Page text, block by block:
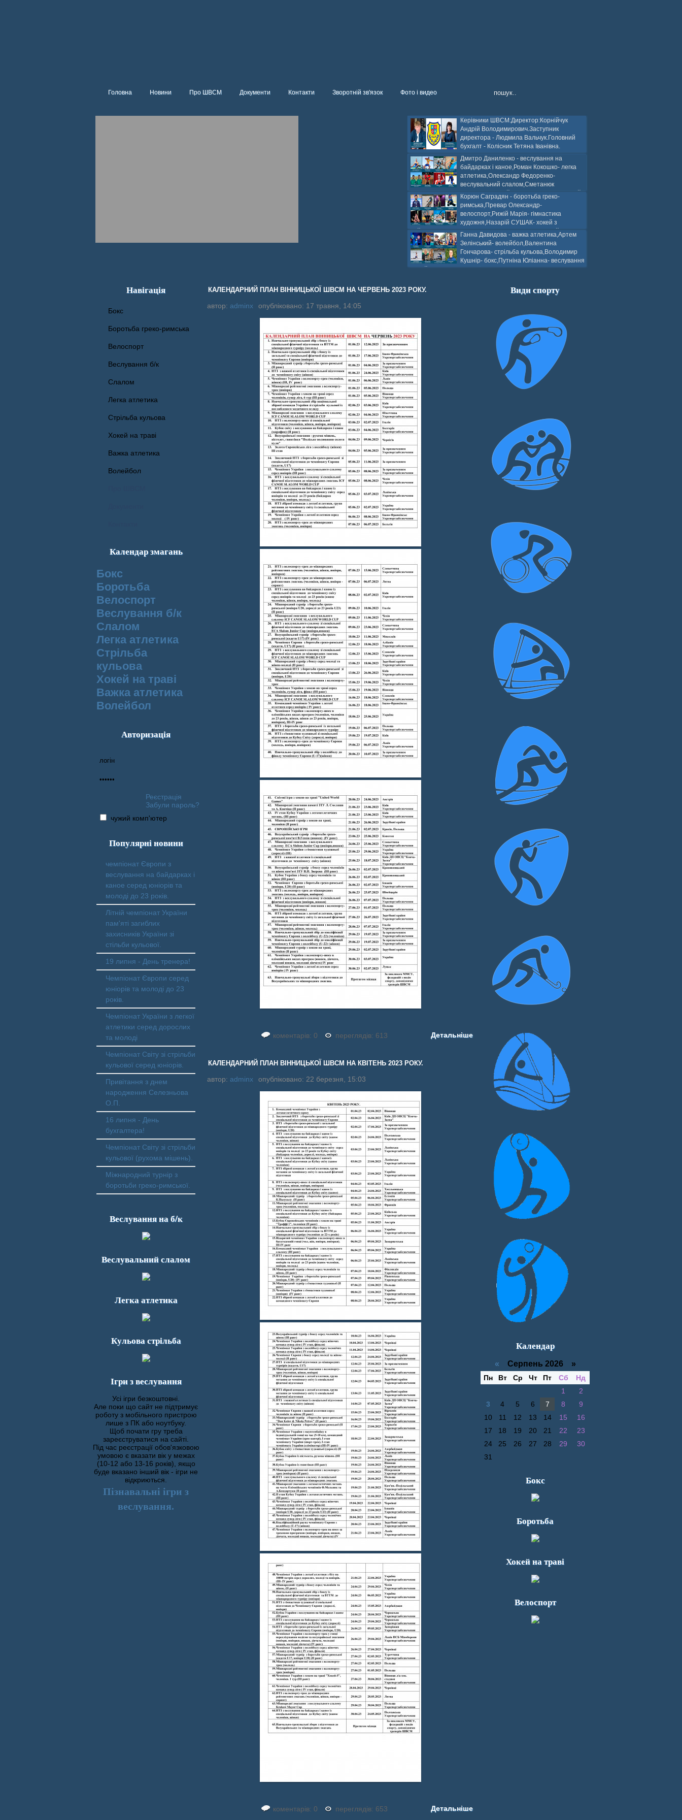
Головна Новини Про ШВСМ Документи Контакти Зворотній зв'язок Фото і видео
Керівники ШВСМ:Директор:Корнійчук
Андрій Володимирович.Заступник
директора - Людмила Вальчук.Головний
бухгалт - Колісник Тетяна Іванівна.
Дмитро Даниленко - веслування на
байдарках і каное,Роман Кокошко- легка
атлетика,Олександр Федоренко-
веслувальний слалом,Сметанюк
Олександр- велоспорт,Каплінський Володимир, Соломяний
Олександр- хокей на траві,Лейла Юсіфзаде- гімнастика
художня,Максим Власюк- бокс,Нікіта БЕЛІК- хокей з шайбою.
Корюн Саградян - боротьба греко-
римська,Превар Олександр-
велоспорт,Рижій Марія- гімнастика
художня,Назарій СУШАК- хокей з
шайбою,Ігор Бичков- боротьба греко-римська,Сергій
Колісник- важка атлетика,Вікторія Добротворська-
веслвальний слалом,Валерія Якушева - волейбол.
Ганна Давидова - важка атлетика,Артем
Зелінський- волейбол,Валентина
Гончарова- стрільба кульова,Володимир
Кушнір- бокс,Путніна Юліанна- веслування
каное,Максим Чекін- бокс.
Навігація
Бокс
Боротьба греко-римська
Велоспорт
Веслування б/к
Cлалом
Легка атлетика
Стрільба кульова
Хокей на траві
Важка атлетика
Волейбол
Календар змагань
Бокс
Боротьба
Велоспорт
Веслування б/к
Cлалом
Легка атлетика
Стрільба
кульова
Хокей на траві
Важка атлетика
Волейбол
Авторизація
Реєстрація
Забули пароль?
чужий комп'ютер
Популярні новини
чемпіонат Європи з
веслування на байдарках і
каное серед юніорів та
молоді до 23 років.
Літній чемпіонат України
пам'яті загиблих
захисників України зі
стільби кульової.
19 липня - День тренера!
Чемпіонат Європи серед
юніорів та молоді до 23
років.
Чемпіонат України з легкої
атлетики серед дорослих
та молоді
Чемпіонат Світу зі стрільби
кульової серед юніорів.
Привітання з днем
народження Селезньова
О.П.
16 липня - День
бухгалтера!
Чемпіонат Світу зі стрільби
кульової (рухома мішень).
Міжнародний турнір з
боротьби греко-римської.
Веслування на б/к
Веслувальний слалом
Легка атлетика
Кульова стрільба
Ігри з веслування
Усі ігри безкоштовні.
Але поки що сайт не підтримує
роботу з мобільного пристрою
лише з ПК або ноутбуку.
Щоб почати гру треба
зареєструватися на сайті.
Під час реєстрації обов'язковою
умовою є вказати вік у межах
(10-12 або 13-16 років), якщо
буде вказано інший вік - ігри не
відкриються.
Пізнавальні ігри з
веслування.
КАЛЕНДАРНИЙ ПЛАН ВІННИЦЬКОЇ ШВСМ НА ЧЕРВЕНЬ 2023 РОКУ.
автор: adminx опубліковано: 17 травня, 14:05
коментарів: 0 переглядів: 613 Детальніше
КАЛЕНДАРНИЙ ПЛАН ВІННИЦЬКОЇ ШВСМ НА КВІТЕНЬ 2023 РОКУ.
автор: adminx опубліковано: 22 березня, 15:03
коментарів: 0 переглядів: 653 Детальніше
Види спорту
Календар
« Серпень 2026 »
Пн Вт Ср Чт Пт Сб
Нд
1
2
3
4 5 6 7 8
9
10
11 12 13 14 15
16
17
18 19 20 21 22
23
24
25 26 27 28 29
30
31
Бокс
Боротьба
Хокей на траві
Велоспорт